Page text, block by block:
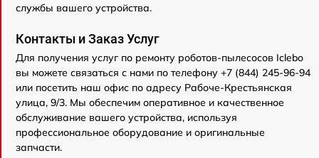
службы вашего устройства.
Контакты и Заказ Услуг
Для получения услуг по ремонту роботов-пылесосов Iclebo
вы можете связаться с нами по телефону +7 (844) 245-96-94
или посетить наш офис по адресу Рабоче-Крестьянская
улица, 9/3. Мы обеспечим оперативное и качественное
обслуживание вашего устройства, используя
профессиональное оборудование и оригинальные
запчасти.